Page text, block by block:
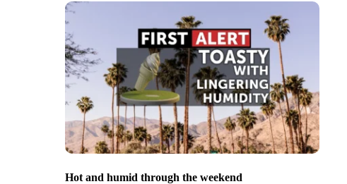
Hot and humid through the weekend